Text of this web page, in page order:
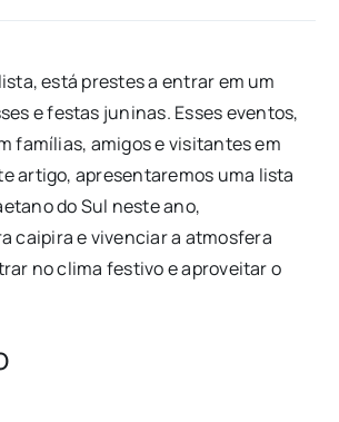
está prestes a entrar em um
e festas juninas. Esses eventos,
famílias, amigos e visitantes em
artigo, apresentaremos uma lista
do Sul neste ano,
caipira e vivenciar a atmosfera
no clima festivo e aproveitar o